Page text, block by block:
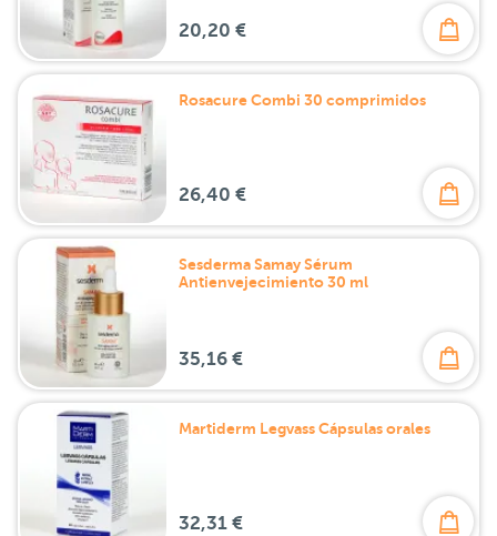
20,20 €
Rosacure Combi 30 comprimidos
26,40 €
Sesderma Samay Sérum
Antienvejecimiento 30 ml
35,16 €
Martiderm Legvass Cápsulas orales
32,31 €